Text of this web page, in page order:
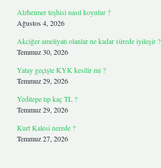
Alzheimer teşhisi nasıl koyulur ?
Ağustos 4, 2026
Akciğer ameliyatı olanlar ne kadar sürede iyileşir ?
Temmuz 30, 2026
Yatay geçişte KYK kesilir mi ?
Temmuz 29, 2026
Yeditepe tıp kaç TL ?
Temmuz 29, 2026
Kurt Kalesi nerede ?
Temmuz 27, 2026